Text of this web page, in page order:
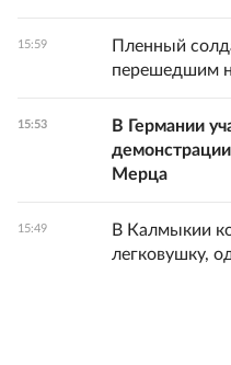
15:59
Пленный
перешедшим
15:53
В Германии
Мерца
15:49
В Калмыкии
легковушку,